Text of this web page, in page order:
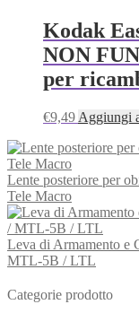
Kodak
NON
per
€9,49 Aggiungi
Lente posteriore per
Tele Macro
Leva di Armamento e
MTL-5B / LTL
Categorie prodotto